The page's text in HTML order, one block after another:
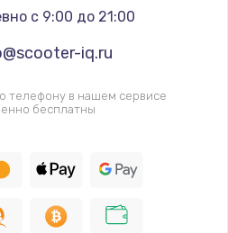
с 9:00 до 21:00
iq.ru
телефону в нашем сервисе
бесплатны